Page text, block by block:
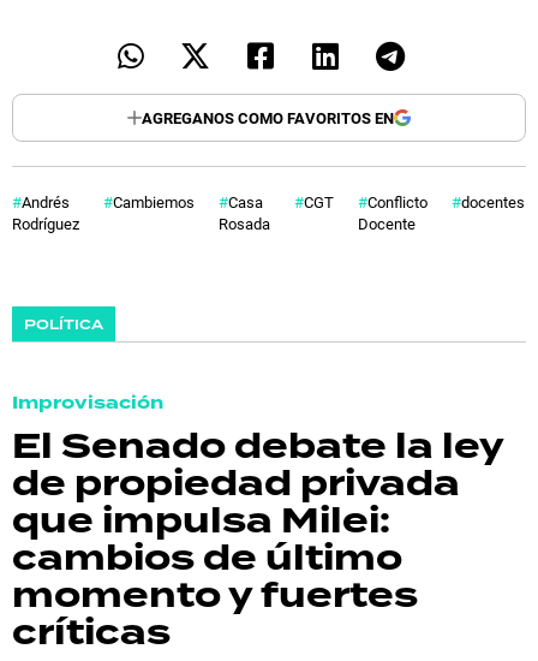
AGREGANOS COMO FAVORITOS EN
Andrés
Rodríguez
Cambiemos
Casa
Rosada
CGT
Conflicto
Docente
docentes
POLÍTICA
Improvisación
El Senado debate la ley
de propiedad privada
que impulsa Milei:
cambios de último
momento y fuertes
críticas